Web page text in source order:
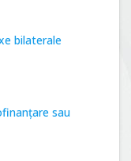
bilaterale
sau